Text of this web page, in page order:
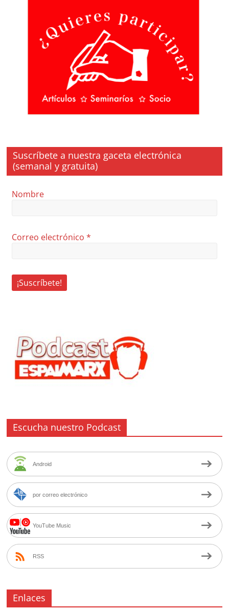
Suscríbete a nuestra gaceta electrónica
(semanal y gratuita)
Nombre
Correo electrónico*
Escucha nuestro Podcast
Android
por correo electrónico
YouTube Music
RSS
Enlaces